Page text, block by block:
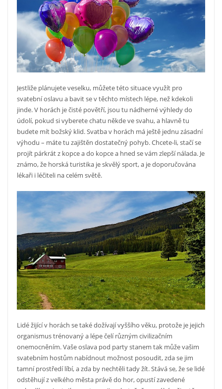
Jestliže plánujete veselku, můžete této situace využít pro
svatební oslavu a bavit se v těchto místech lépe, než kdekoli
jinde. V horách je čisté povětří, jsou tu nádherné výhledy do
údolí, pokud si vyberete chatu někde ve svahu, a hlavně tu
budete mít božský klid.Svatba v horách má ještě jednu zásadní
výhodu – máte tu zajištěn dostatečný pohyb. Chcete-li, stačí se
projít párkrát z kopce a do kopce a hned se vám zlepší nálada. Je
známo, že horská turistika je skvělý sport, a je doporučována
lékaři i léčiteli na celém světě.
Lidé žijící v horách se také dožívají vyššího věku, protože je jejich
organismus trénovaný a lépe čelí různým civilizačním
onemocněním. Vaše oslava pod party stanem tak může vašim
svatebním hostům nabídnout možnost posoudit, zda se jim
tamní prostředí líbí, a zda by nechtěli tady žít. Stává se, že se lidé
odstěhují z velkého města právě do hor, opustí zavedené